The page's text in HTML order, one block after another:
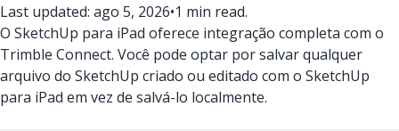
Last updated: ago 5, 2026•1 min read.
O SketchUp para iPad oferece integração completa com o
Trimble Connect. Você pode optar por salvar qualquer
arquivo do SketchUp criado ou editado com o SketchUp
para iPad em vez de salvá-lo localmente.